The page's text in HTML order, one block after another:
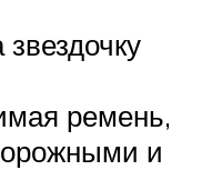
ремень,
и